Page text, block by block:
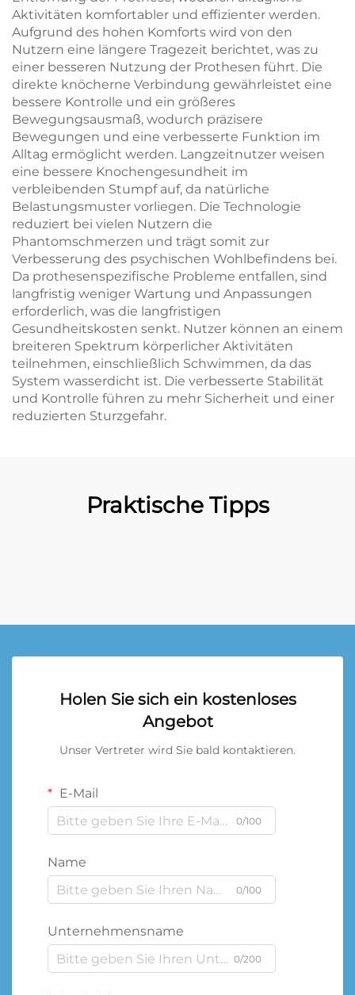
Aktivitäten komfortabler und effizienter werden.
Aufgrund des hohen Komforts wird von den
Nutzern eine längere Tragezeit berichtet, was zu
einer besseren Nutzung der Prothesen führt. Die
direkte knöcherne Verbindung gewährleistet eine
bessere Kontrolle und ein größeres
Bewegungsausmaß, wodurch präzisere
Bewegungen und eine verbesserte Funktion im
Alltag ermöglicht werden. Langzeitnutzer weisen
eine bessere Knochengesundheit im
verbleibenden Stumpf auf, da natürliche
Belastungsmuster vorliegen. Die Technologie
reduziert bei vielen Nutzern die
Phantomschmerzen und trägt somit zur
Verbesserung des psychischen Wohlbefindens bei.
Da prothesenspezifische Probleme entfallen, sind
langfristig weniger Wartung und Anpassungen
erforderlich, was die langfristigen
Gesundheitskosten senkt. Nutzer können an einem
breiteren Spektrum körperlicher Aktivitäten
teilnehmen, einschließlich Schwimmen, da das
System wasserdicht ist. Die verbesserte Stabilität
und Kontrolle führen zu mehr Sicherheit und einer
reduzierten Sturzgefahr.
Praktische Tipps
Holen Sie sich ein kostenloses
Angebot
Unser Vertreter wird Sie bald kontaktieren.
E-Mail
0/100
Name
0/100
Unternehmensname
0/200